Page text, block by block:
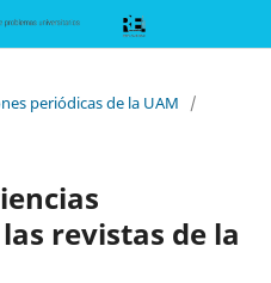
periódicas de la UAM
/
revistas de la